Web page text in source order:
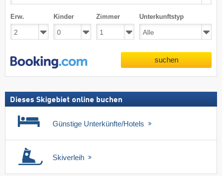
Erw. Kinder Zimmer Unterkunftstyp
suchen
Dieses Skigebiet online buchen
Günstige Unterkünfte/Hotels
Skiverleih